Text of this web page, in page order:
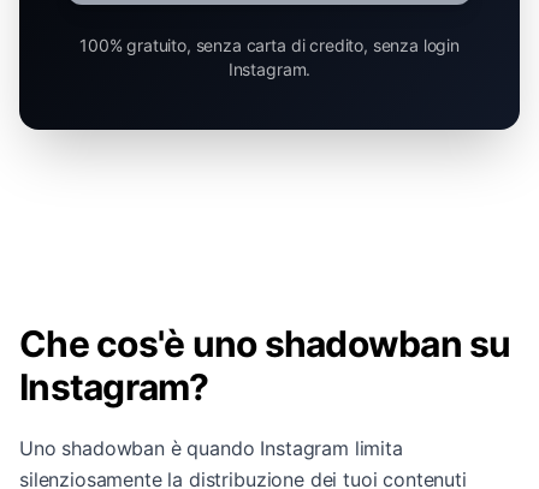
100% gratuito, senza carta di credito, senza login
Instagram.
Che cos'è uno shadowban su
Instagram?
Uno shadowban è quando Instagram limita
silenziosamente la distribuzione dei tuoi contenuti